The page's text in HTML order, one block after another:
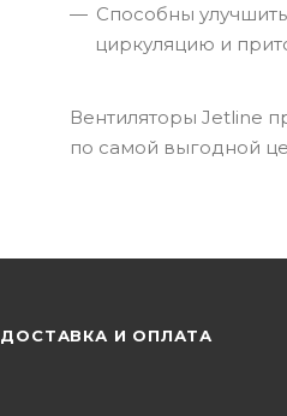
Способны
циркуляцию и
Вентиляторы Jetline
по самой выгодной
ДОСТАВКА И ОПЛАТА